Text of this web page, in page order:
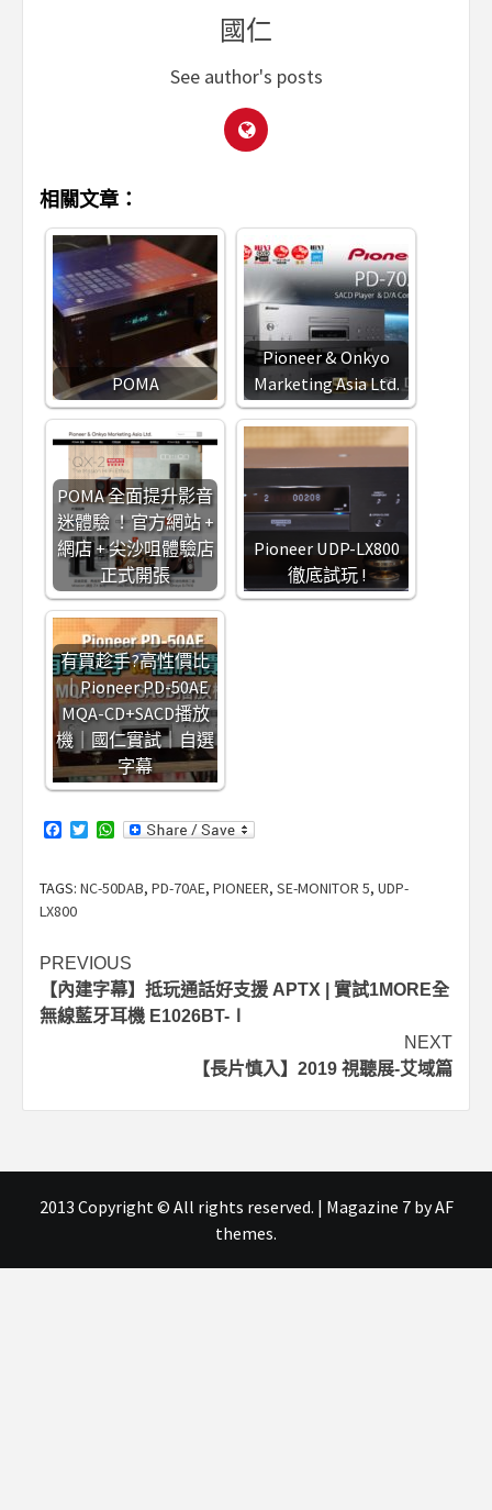
國仁
See author's posts
相關文章：
POMA
Pioneer & Onkyo
Marketing Asia Ltd.
POMA 全面提升影音
迷體驗 ！官方網站 +
網店 + 尖沙咀體驗店
正式開張
Pioneer UDP-LX800
徹底試玩 !
有買趁手?高性價比
｜Pioneer PD-50AE
MQA-CD+SACD播放
機｜國仁實試｜自選
字幕
Facebook
TwitterWhatsApp
TAGS: NC-50DAB, PD-70AE, PIONEER, SE-MONITOR 5, UDP-
LX800
Post
navigation
PREVIOUS
【內建字幕】抵玩通話好支援 APTX | 實試1MORE全
無線藍牙耳機 E1026BT-Ⅰ
NEXT
【長片慎入】2019 視聽展-艾域篇
2013 Copyright © All rights reserved. | Magazine 7by AF
themes.